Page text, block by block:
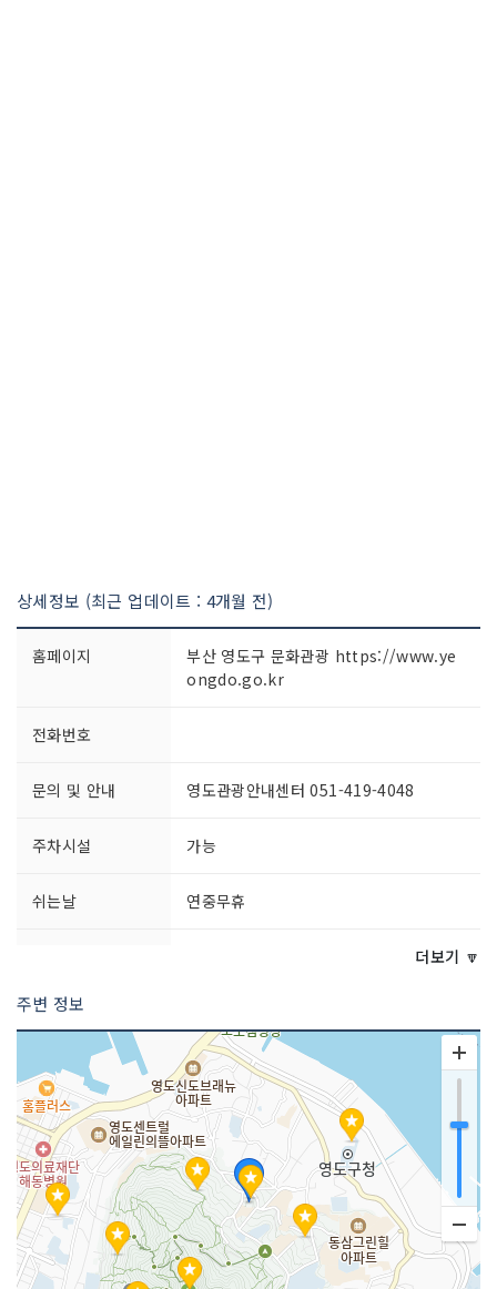
상세정보 (최근 업데이트 : 4개월 전)
홈페이지
부산 영도구 문화관광 https://www.ye
ongdo.go.kr
전화번호
문의 및 안내 영도관광안내센터 051-419-4048
주차시설 가능
쉬는날 연중무휴
더보기 🔽
주변 정보